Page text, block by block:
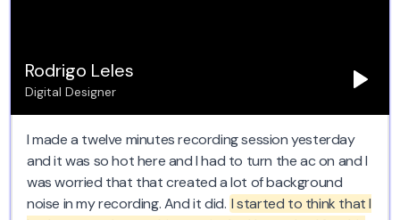
Rodrigo Leles
Digital Designer
I made a twelve minutes recording session yesterday
and it was so hot here and I had to turn the ac on and I
was worried that that created a lot of background
noise in my recording. And it did. I started to think that I